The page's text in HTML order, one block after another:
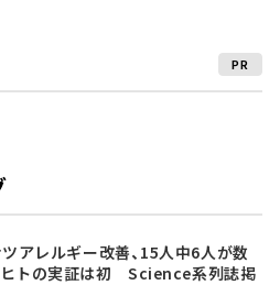
PR
ツアレルギー改善、15人中6人が数
トの実証は初 Science系列誌掲